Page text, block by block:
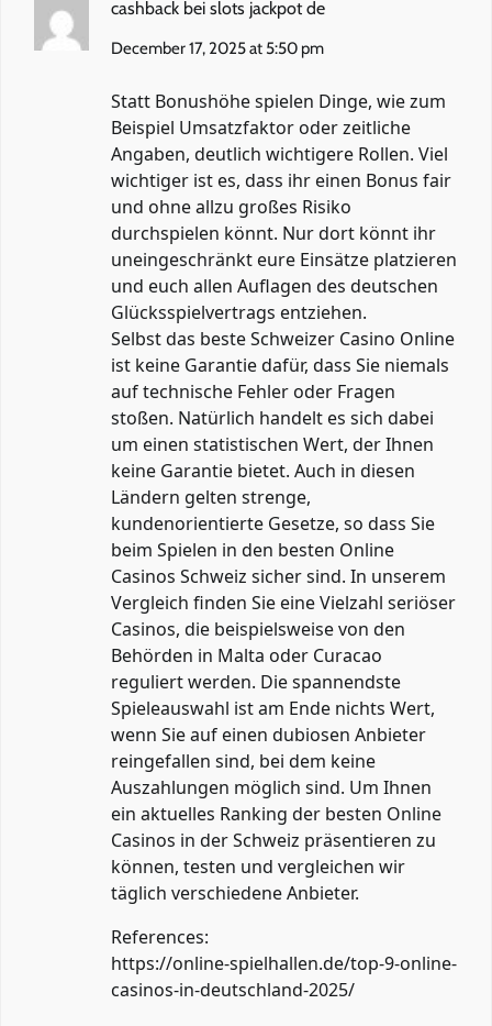
cashback bei slots jackpot de
December 17, 2025 at 5:50 pm
Statt Bonushöhe spielen Dinge, wie zum
Beispiel Umsatzfaktor oder zeitliche
Angaben, deutlich wichtigere Rollen. Viel
wichtiger ist es, dass ihr einen Bonus fair
und ohne allzu großes Risiko
durchspielen könnt. Nur dort könnt ihr
uneingeschränkt eure Einsätze platzieren
und euch allen Auflagen des deutschen
Glücksspielvertrags entziehen.
Selbst das beste Schweizer Casino Online
ist keine Garantie dafür, dass Sie niemals
auf technische Fehler oder Fragen
stoßen. Natürlich handelt es sich dabei
um einen statistischen Wert, der Ihnen
keine Garantie bietet. Auch in diesen
Ländern gelten strenge,
kundenorientierte Gesetze, so dass Sie
beim Spielen in den besten Online
Casinos Schweiz sicher sind. In unserem
Vergleich finden Sie eine Vielzahl seriöser
Casinos, die beispielsweise von den
Behörden in Malta oder Curacao
reguliert werden. Die spannendste
Spieleauswahl ist am Ende nichts Wert,
wenn Sie auf einen dubiosen Anbieter
reingefallen sind, bei dem keine
Auszahlungen möglich sind. Um Ihnen
ein aktuelles Ranking der besten Online
Casinos in der Schweiz präsentieren zu
können, testen und vergleichen wir
täglich verschiedene Anbieter.
References:
https://online-spielhallen.de/top-9-online-
casinos-in-deutschland-2025/